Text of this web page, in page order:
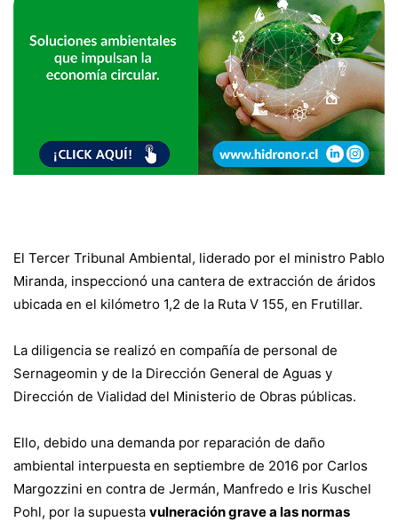
El Tercer Tribunal Ambiental, liderado por el ministro Pablo
Miranda, inspeccionó una cantera de extracción de áridos
ubicada en el kilómetro 1,2 de la Ruta V 155, en Frutillar.
La diligencia se realizó en compañía de personal de
Sernageomin y de la Dirección General de Aguas y
Dirección de Vialidad del Ministerio de Obras públicas.
Ello, debido una demanda por reparación de daño
ambiental interpuesta en septiembre de 2016 por Carlos
Margozzini en contra de Jermán, Manfredo e Iris Kuschel
Pohl, por la supuesta vulneración grave a las normas